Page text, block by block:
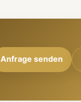
Anfrage senden